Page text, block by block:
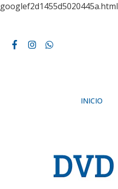
googlef2d1455d5020445a.html
INICIO